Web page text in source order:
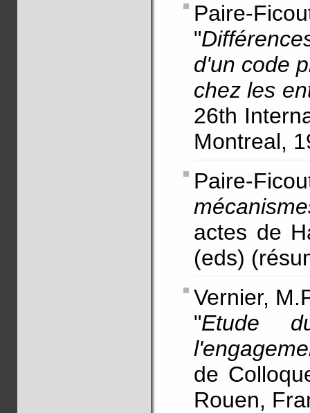
Paire-
"
d'un code
chez les
26th
Montreal,
Paire-
actes de
(eds)
Vernier,
"Etude
de
Rouen,